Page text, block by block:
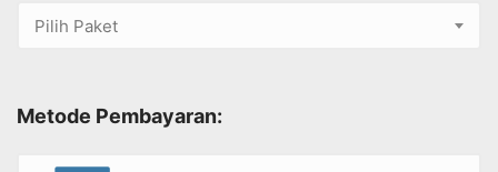
Pilih Paket
Metode Pembayaran: